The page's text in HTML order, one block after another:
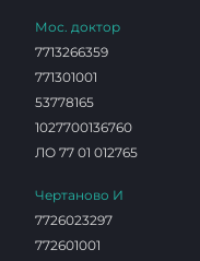
Мос. доктор
7713266359
771301001
53778165
1027700136760
ЛО 77 01 012765
Чертаново И
7726023297
772601001